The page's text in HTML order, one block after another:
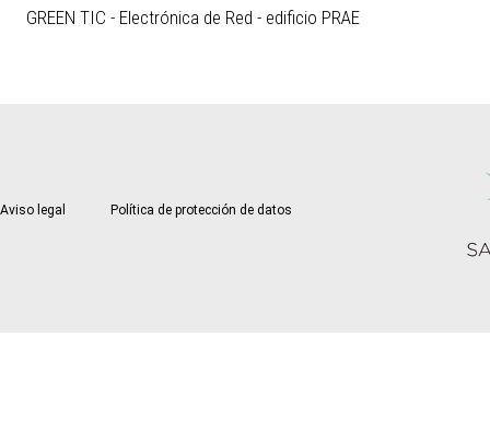
GREEN TIC - Electrónica de Red - edificio PRAE
Aviso legal Política de protección de datos